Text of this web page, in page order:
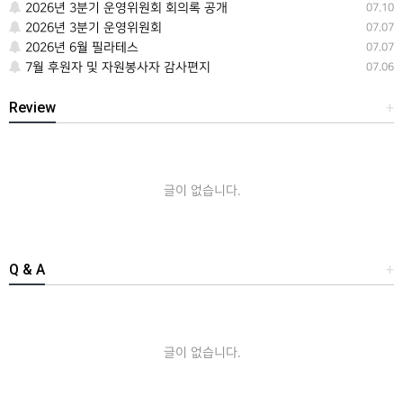
07.10
2026년 3분기 운영위원회 회의록 공개
07.07
2026년 3분기 운영위원회
07.07
2026년 6월 필라테스
07.06
7월 후원자 및 자원봉사자 감사편지
+
Review
글이 없습니다.
+
Q & A
글이 없습니다.